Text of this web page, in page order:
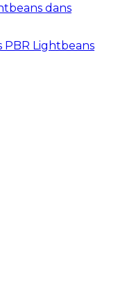
dans
Lightbeans